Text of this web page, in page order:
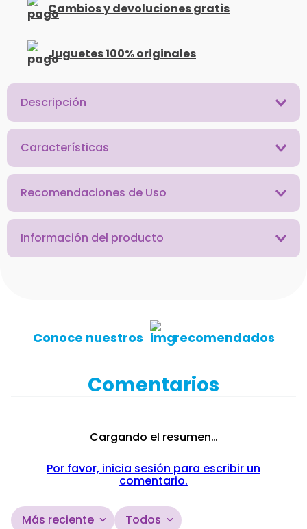
Cambios y devoluciones gratis
Juguetes 100% originales
Descripción
Características
Recomendaciones de Uso
Información del producto
Conoce nuestros recomendados
Comentarios
Cargando el resumen…
Por favor, inicia sesión para escribir un
comentario.
Más reciente Todos